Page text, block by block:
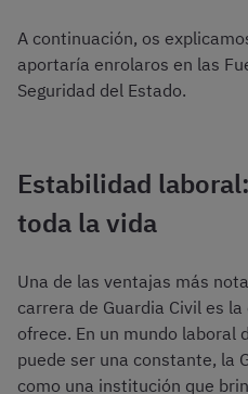
A continuación, os
aportaría enrolaros en las
Seguridad del Estado.
Estabilidad
toda la vida
Una de las ventajas más
carrera de Guardia Civil es
ofrece. En un mundo laboral
puede ser una constante, la
como una institución que